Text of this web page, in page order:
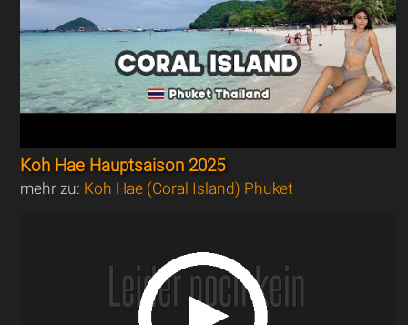
Koh Hae Hauptsaison 2025
mehr zu: Koh Hae (Coral Island) Phuket